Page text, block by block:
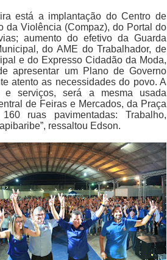
está a implantação do Centro de
da Violência (Compaz), do Portal do
aumento do efetivo da Guarda
do AME do Trabalhador, de
e do Expresso Cidadão da Moda,
apresentar um Plano de Governo
atento as necessidades do povo. A
serviços, será a mesma usada
de Feiras e Mercados, da Praça
ruas pavimentadas: Trabalho,
ressaltou Edson.